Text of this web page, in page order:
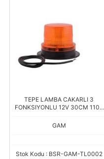
TEPE LAMBA CAKARLI 3
FONKSIYONLU 12V 30CM 110V
GAM
Stok Kodu : BSR-GAM-TL0002